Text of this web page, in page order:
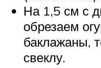
На 1,5 см с
обрезаем
баклажаны,
свеклу.